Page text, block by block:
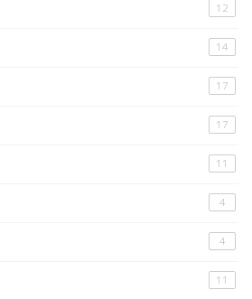
12
14
17
17
11
4
4
11